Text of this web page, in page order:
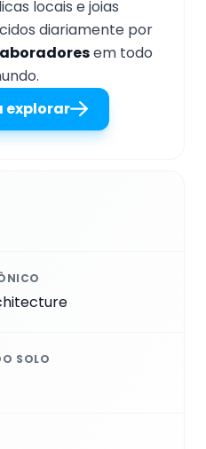
locais e joias
diariamente por
em todo
explorar
SOLO